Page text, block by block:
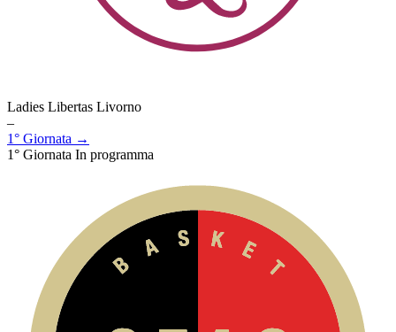
Ladies Libertas Livorno
–
1° Giornata →
1° Giornata In programma